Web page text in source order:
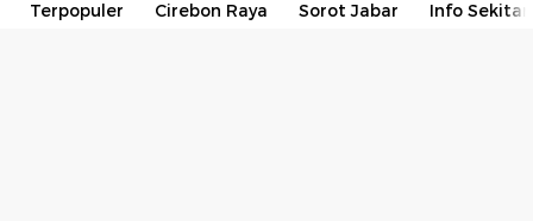
Terpopuler Cirebon Raya Sorot Jabar Info